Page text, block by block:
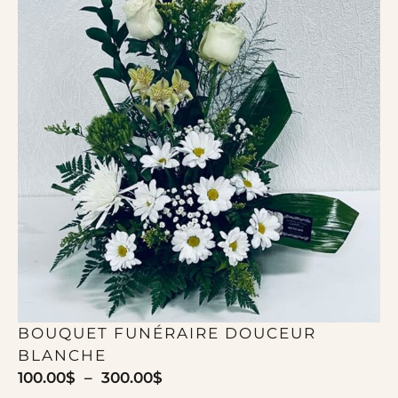
BOUQUET FUNÉRAIRE DOUCEUR
BLANCHE
100.00$ – 300.00$